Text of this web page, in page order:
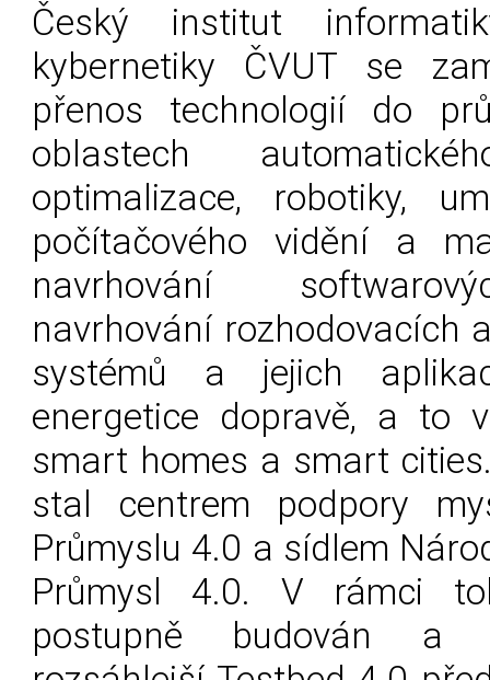
Český institut
kybernetiky ČVUT se
přenos technologií do
oblastech
optimalizace, robotiky,
počítačového vidění a
navrhování
navrhování rozhodovacích
systémů a jejich
energetice dopravě, a to
smart homes a smart
stal centrem podpory
Průmyslu 4.0 a sídlem
Průmysl 4.0. V rámci
postupně budován a